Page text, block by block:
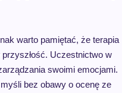
warto pamiętać, że terapia
Uczestnictwo w
swoimi emocjami.
bez obawy o ocenę ze